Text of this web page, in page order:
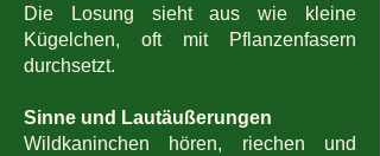
Die Losung sieht aus wie kleine
Kügelchen, oft mit Pflanzenfasern
durchsetzt.
Sinne und Lautäußerungen
Wildkaninchen hören, riechen und